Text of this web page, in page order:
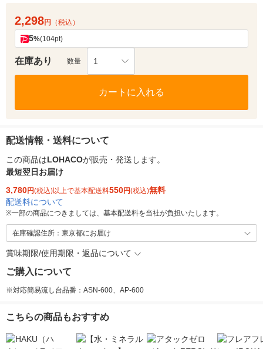
2,298円 （税込）
5%(104pt)
在庫あり 数量 1
カートに入れる
配送情報・送料について
この商品はLOHACOが販売・発送します。
最短翌日お届け
3,780円(税込)以上で基本配送料550円(税込)無料
配送料について
※一部の商品につきましては、基本配送料を当社が負担いたします。
在庫確認住所：東京都にお届け
賞味期限/使用期限・返品について
ご購入について
※対応簡易流し台品番：ASN-600、AP-600
こちらの商品もおすすめ